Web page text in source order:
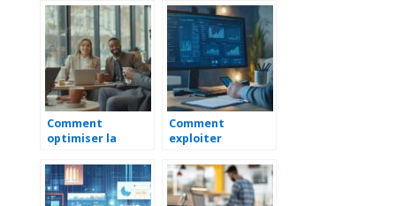
exemples
concrets pour les
responsables de
paie
Artigues-près-
Bordeaux pour les
entreprises en
croissance
Comment
optimiser la
un meilleur bien-
être au travail ?
Comment
exploiter
portail d’appels
d’offres publics